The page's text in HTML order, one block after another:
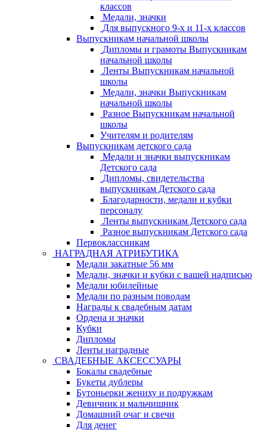
классов
Медали, значки
Для выпускного 9-х и 11-х классов
Выпускникам начальной школы
Дипломы и грамоты Выпускникам
начальной школы
Ленты Выпускникам начальной
школы
Медали, значки Выпускникам
начальной школы
Разное Выпускникам начальной
школы
Учителям и родителям
Выпускникам детского сада
Медали и значки выпускникам
Детского сада
Дипломы, свидетельства
выпускникам Детского сада
Благодарности, медали и кубки
персоналу
Ленты выпускникам Детского сада
Разное выпускникам Детского сада
Первоклассникам
НАГРАДНАЯ АТРИБУТИКА
Медали закатные 56 мм
Медали, значки и кубки с вашей надписью
Медали юбилейные
Медали по разным поводам
Награды к свадебным датам
Ордена и значки
Кубки
Дипломы
Ленты наградные
СВАДЕБНЫЕ АКСЕССУАРЫ
Бокалы свадебные
Букеты дублеры
Бутоньерки жениху и подружкам
Девичник и мальчишник
Домашний очаг и свечи
Для денег